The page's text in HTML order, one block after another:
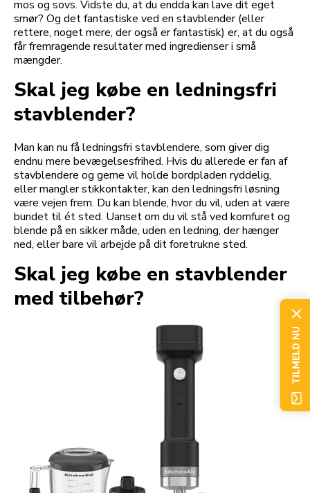
mos og sovs. Vidste du, at du endda kan lave dit eget
smør? Og det fantastiske ved en stavblender (eller
rettere, noget mere, der også er fantastisk) er, at du også
får fremragende resultater med ingredienser i små
mængder.
Skal jeg købe en ledningsfri
stavblender?
Man kan nu få ledningsfri stavblendere, som giver dig
endnu mere bevægelsesfrihed. Hvis du allerede er fan af
stavblendere og gerne vil holde bordpladen ryddelig,
eller mangler stikkontakter, kan den ledningsfri løsning
være vejen frem. Du kan blende, hvor du vil, uden at være
bundet til ét sted. Uanset om du vil stå ved komfuret og
blende på en sikker måde, uden en ledning, der hænger
ned, eller bare vil arbejde på dit foretrukne sted.
Skal jeg købe en stavblender
med tilbehør?
TILMELD NU